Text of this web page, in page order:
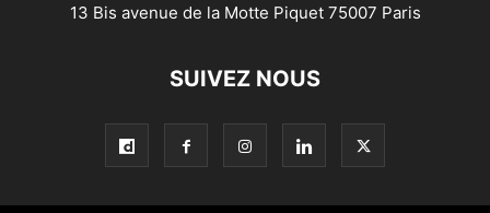
13 Bis avenue de la Motte Piquet 75007 Paris
SUIVEZ NOUS